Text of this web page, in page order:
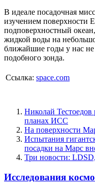
В идеале посадочная
изучением поверхности
подповерхностный
жидкой воды на
ближайшие годы у нас не
подобного зонда.
Ссылка: space.com
Николай
планах ИСС
На поверхности
Испытания
посадки на Марс
Три новости:
Исследования